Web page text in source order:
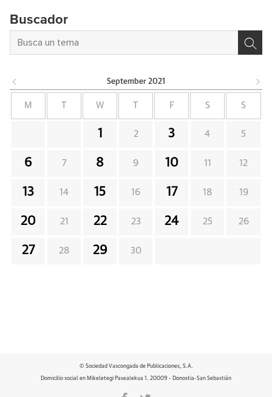
Buscador
September 2021
M W F S S
1 2 3 4 5
6 7 8 9 10 11 12
13 14 15 16 17 18 19
20 21 22 23 24 25 26
27 28 29 30
© Sociedad Vascongada de Publicaciones, S.A.
Domicilio social en Mikeletegi Pasealekua 1. 20009 - Donostia-San Sebastián